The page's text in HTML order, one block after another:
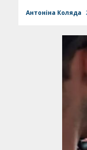
Антоніна Коляда